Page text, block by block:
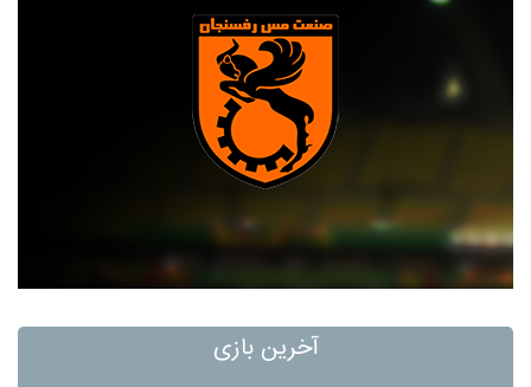
آخرین بازی